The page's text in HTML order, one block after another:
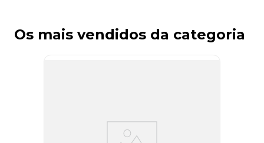
Os mais vendidos da categoria